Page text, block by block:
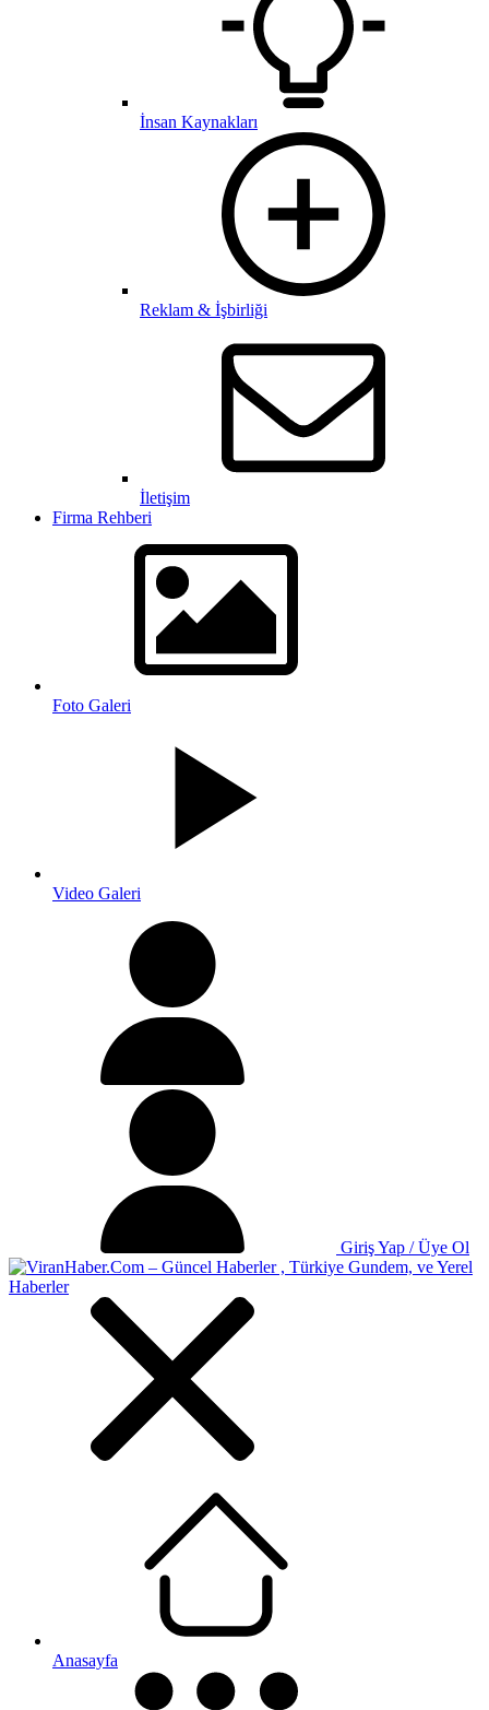
İnsan Kaynakları
Reklam & İşbirliği
İletişim
Firma Rehberi
Foto Galeri
Video Galeri
Giriş Yap / Üye Ol
Anasayfa